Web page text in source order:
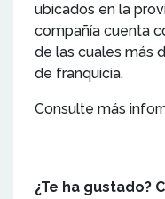
ubicados en la
compañía cuenta
de las cuales más
de franquicia.
Consulte más
¿Te ha gustado?